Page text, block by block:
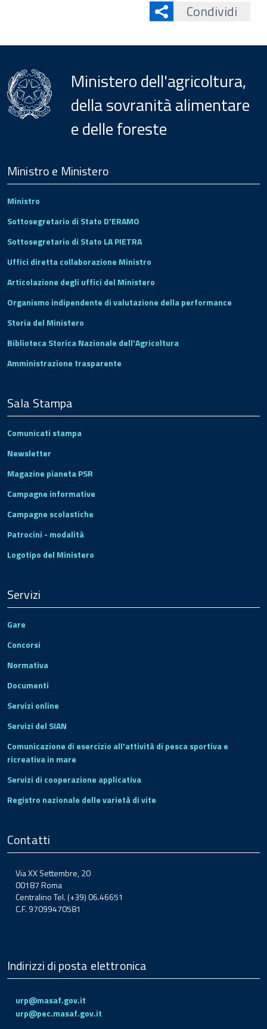
Condividi
Ministero dell'agricoltura,
della sovranità alimentare
e delle foreste
Footer
Ministro e Ministero
Ministro
Sottosegretario di Stato D'ERAMO
Sottosegretario di Stato LA PIETRA
Uffici diretta collaborazione Ministro
Articolazione degli uffici del Ministero
Organismo indipendente di valutazione della performance
Storia del Ministero
Biblioteca Storica Nazionale dell'Agricoltura
Amministrazione trasparente
Sala Stampa
Comunicati stampa
Newsletter
Magazine pianeta PSR
Campagne informative
Campagne scolastiche
Patrocini - modalità
Logotipo del Ministero
Servizi
Gare
Concorsi
Normativa
Documenti
Servizi online
Servizi del SIAN
Comunicazione di esercizio all'attività di pesca sportiva e
ricreativa in mare
Servizi di cooperazione applicativa
Registro nazionale delle varietà di vite
Contatti
Via XX Settembre, 20
00187 Roma
Centralino Tel. (+39) 06.46651
C.F. 97099470581
Indirizzi di posta elettronica
urp@masaf.gov.it
urp@pec.masaf.gov.it